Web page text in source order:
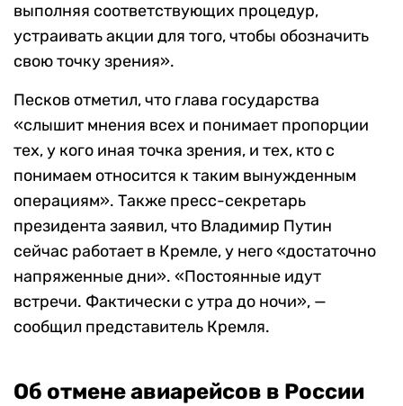
выполняя соответствующих процедур,
устраивать акции для того, чтобы обозначить
свою точку зрения».
Песков отметил, что глава государства
«слышит мнения всех и понимает пропорции
тех, у кого иная точка зрения, и тех, кто с
понимаем относится к таким вынужденным
операциям». Также пресс-секретарь
президента заявил, что Владимир Путин
сейчас работает в Кремле, у него «достаточно
напряженные дни». «Постоянные идут
встречи. Фактически с утра до ночи», —
сообщил представитель Кремля.
Об отмене авиарейсов в России